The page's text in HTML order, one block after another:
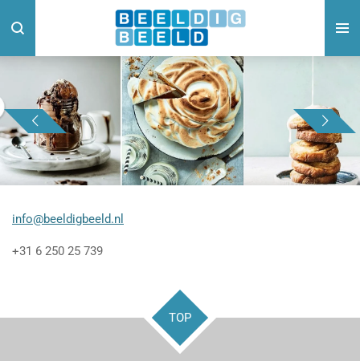
direct
naar
hoofdinhoud
info@beeldigbeeld.nl
+31 6 250 25 739
TOP